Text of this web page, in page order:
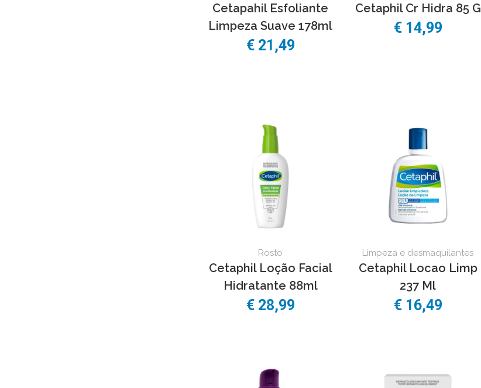
Cetapahil Esfoliante
Limpeza Suave 178ml
€ 21,49
Cetaphil Cr Hidra 85 G
€ 14,99
Rosto
Cetaphil Loção Facial
Hidratante 88ml
€ 28,99
Limpeza e desmaquilantes
Cetaphil Locao Limp
237 Ml
€ 16,49